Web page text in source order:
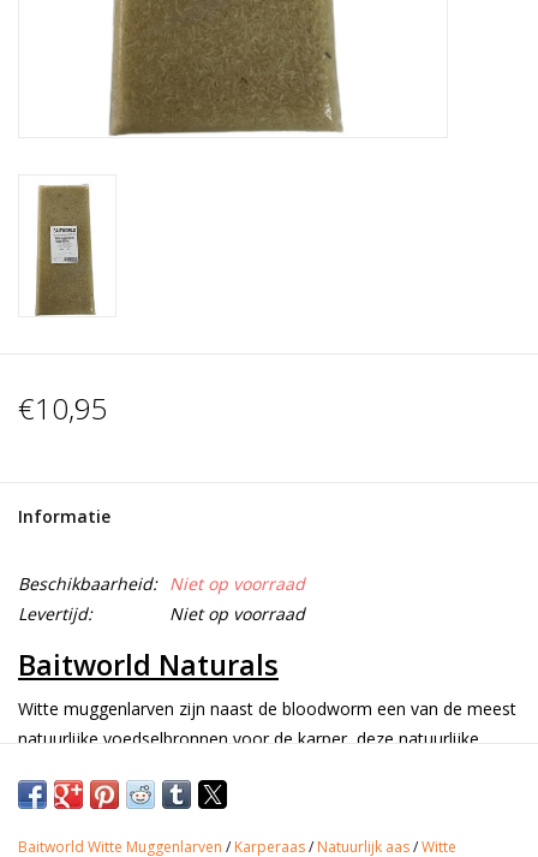
€10,95
Informatie
Beschikbaarheid: Niet op voorraad
Levertijd:
Niet op voorraad
Baitworld Naturals
Witte muggenlarven zijn naast de bloodworm een van de meest
natuurlijke voedselbronnen voor de karper, deze natuurlijke
nature thuishoren in het voedingspatroon van de karper en is
Baitworld Witte Muggenlarven / Karperaas/ Natuurlijk aas/Witte